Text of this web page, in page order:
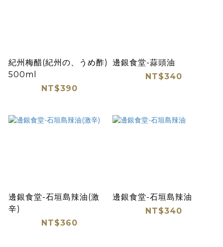
紀州梅醋(紀州の、うめ酢)
500ml
NT$390
邊銀食堂-蒜頭油
NT$340
邊銀食堂-石垣島辣油(激
辛)
NT$360
邊銀食堂-石垣島辣油
NT$340